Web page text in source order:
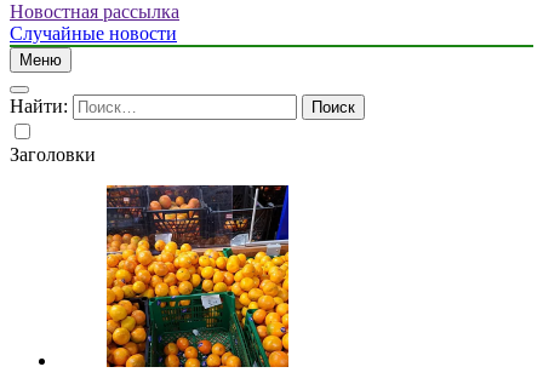
Новостная рассылка
Случайные новости
Меню
Найти:
Заголовки